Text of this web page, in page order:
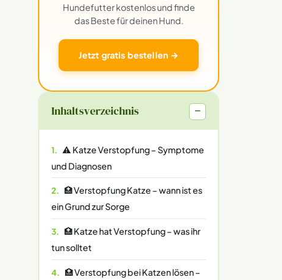
Hundefutter kostenlos und finde
das Beste für deinen Hund.
Jetzt gratis bestellen →
Inhaltsverzeichnis −
⚠️ Katze Verstopfung – Symptome
und Diagnosen
🏥 Verstopfung Katze – wann ist es
ein Grund zur Sorge
🏥 Katze hat Verstopfung – was ihr
tun solltet
🏥 Verstopfung bei Katzen lösen –